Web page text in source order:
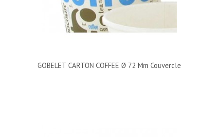
GOBELET CARTON COFFEE Ø 72 Mm Couvercle